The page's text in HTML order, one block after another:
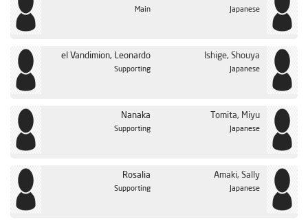
Main Japanese
el Vandimion, Leonardo
Supporting
Ishige, Shouya
Japanese
Nanaka
Supporting
Tomita, Miyu
Japanese
Rosalia
Supporting
Amaki, Sally
Japanese